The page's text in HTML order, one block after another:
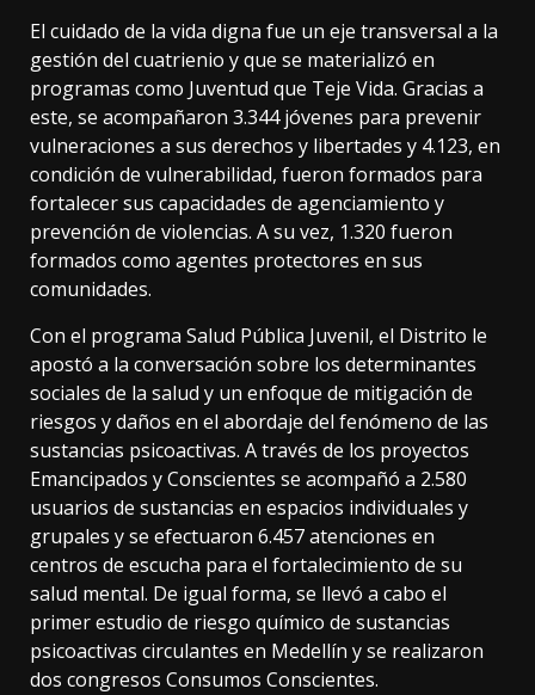
El cuidado de la vida digna fue un eje transversal a la
gestión del cuatrienio y que se materializó en
programas como Juventud que Teje Vida. Gracias a
este, se acompañaron 3.344 jóvenes para prevenir
vulneraciones a sus derechos y libertades y 4.123, en
condición de vulnerabilidad, fueron formados para
fortalecer sus capacidades de agenciamiento y
prevención de violencias. A su vez, 1.320 fueron
formados como agentes protectores en sus
comunidades.
Con el programa Salud Pública Juvenil, el Distrito le
apostó a la conversación sobre los determinantes
sociales de la salud y un enfoque de mitigación de
riesgos y daños en el abordaje del fenómeno de las
sustancias psicoactivas. A través de los proyectos
Emancipados y Conscientes se acompañó a 2.580
usuarios de sustancias en espacios individuales y
grupales y se efectuaron 6.457 atenciones en
centros de escucha para el fortalecimiento de su
salud mental. De igual forma, se llevó a cabo el
primer estudio de riesgo químico de sustancias
psicoactivas circulantes en Medellín y se realizaron
dos congresos Consumos Conscientes.